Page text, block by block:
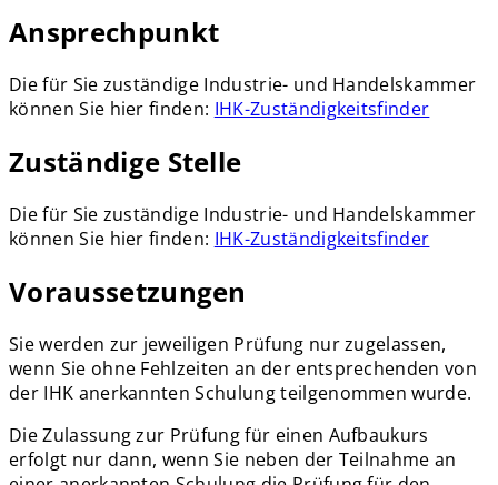
Ansprechpunkt
Die für Sie zuständige Industrie- und Handelskammer
können Sie hier finden: IHK-Zuständigkeitsfinder
Zuständige Stelle
Die für Sie zuständige Industrie- und Handelskammer
können Sie hier finden: IHK-Zuständigkeitsfinder
Voraussetzungen
Sie werden zur jeweiligen Prüfung nur zugelassen,
wenn Sie ohne Fehlzeiten an der entsprechenden von
der IHK anerkannten Schulung teilgenommen wurde.
Die Zulassung zur Prüfung für einen Aufbaukurs
erfolgt nur dann, wenn Sie neben der Teilnahme an